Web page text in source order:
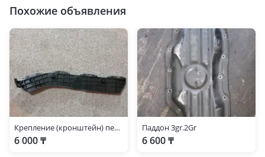
Похожие объявления
Крепление (кронштейн) переднего бампера Lexus RX 350, 450 2009-2012
6 000 ₸
Паддон 3gr.2Gr
6 600 ₸